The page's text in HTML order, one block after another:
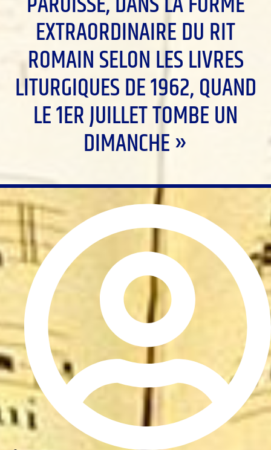
EXTRAORDINAIRE DU RIT
ROMAIN SELON LES LIVRES
LITURGIQUES DE 1962, QUAND
LE 1ER JUILLET TOMBE UN
DIMANCHE »